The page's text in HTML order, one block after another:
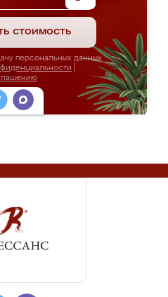
стоимость
персональных данных